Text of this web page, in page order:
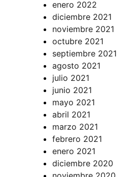
enero 2022
diciembre 2021
noviembre 2021
octubre 2021
septiembre 2021
agosto 2021
julio 2021
junio 2021
mayo 2021
abril 2021
marzo 2021
febrero 2021
enero 2021
diciembre 2020